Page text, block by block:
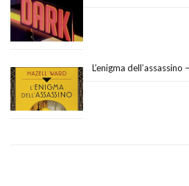
L’enigma dell’assassino